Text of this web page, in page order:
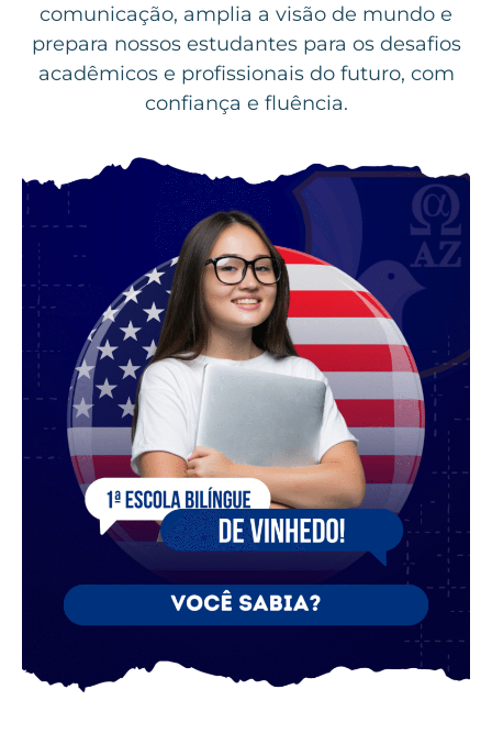
comunicação, amplia a visão de mundo e
prepara nossos estudantes para os desafios
acadêmicos e profissionais do futuro, com
confiança e fluência.